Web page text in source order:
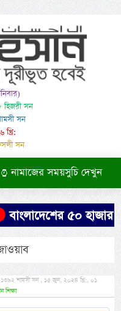
সন
সন
সন
নামাজের সময়সুচি দেখুন
বাংলাদেশের ৫০ হাজার
শামসী সন , ১৫ জুন, ২০২৪ খ্রি:, ০১
শিক্ষা